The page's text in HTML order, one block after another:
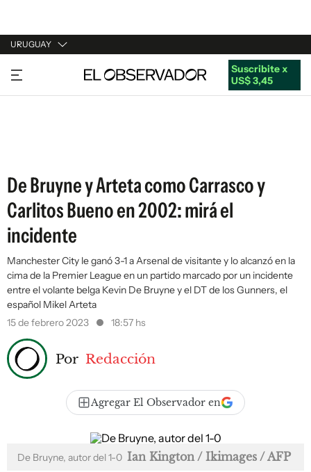
URUGUAY
URUGUAY
ARGENTINA
Suscribite x
US$ 3,45
De Bruyne y Arteta como Carrasco y
Carlitos Bueno en 2002: mirá el
incidente
Manchester City le ganó 3-1 a Arsenal de visitante y lo alcanzó en la
cima de la Premier League en un partido marcado por un incidente
entre el volante belga Kevin De Bruyne y el DT de los Gunners, el
español Mikel Arteta
15 de febrero 2023
18:57 hs
Por Redacción
Agregar El Observador en
De Bruyne, autor del 1-0 Ian Kington / Ikimages / AFP